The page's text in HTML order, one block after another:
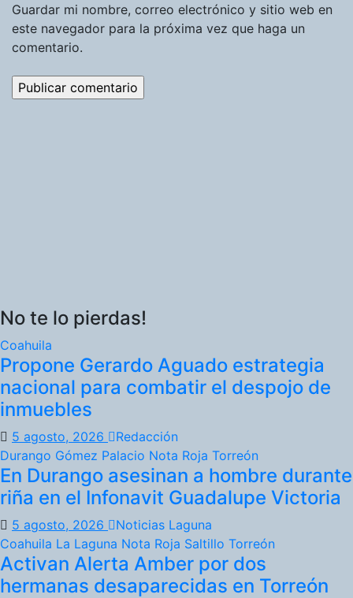
Guardar mi nombre, correo electrónico y sitio web en
este navegador para la próxima vez que haga un
comentario.
No te lo pierdas!
Coahuila
Propone Gerardo Aguado estrategia
nacional para combatir el despojo de
inmuebles
5 agosto, 2026
Redacción
Durango Gómez Palacio Nota Roja Torreón
En Durango asesinan a hombre durante
riña en el Infonavit Guadalupe Victoria
5 agosto, 2026
Noticias Laguna
Coahuila La Laguna Nota Roja Saltillo Torreón
Activan Alerta Amber por dos
hermanas desaparecidas en Torreón